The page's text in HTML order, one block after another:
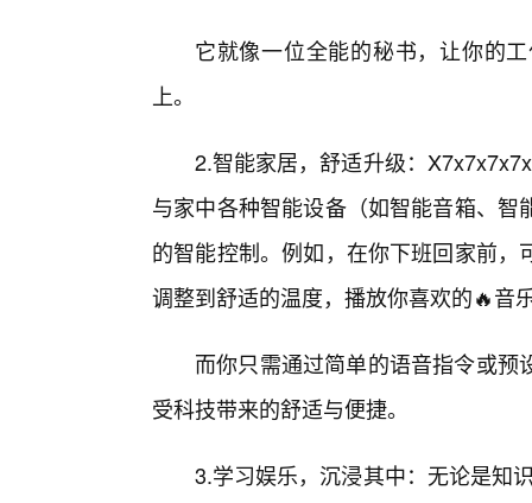
它就像一位全能的秘书，让你的
上。
2.智能家居，舒适升级：
与家中各种智能设备（如智能音箱、
的智能控制。例如，在你下班回家前
调整到舒适的温度，播放你喜欢的🔥音
而你只需通过简单的语音指令或
受科技带来的舒适与便捷。
3.学习娱乐，沉浸其中：无论是知